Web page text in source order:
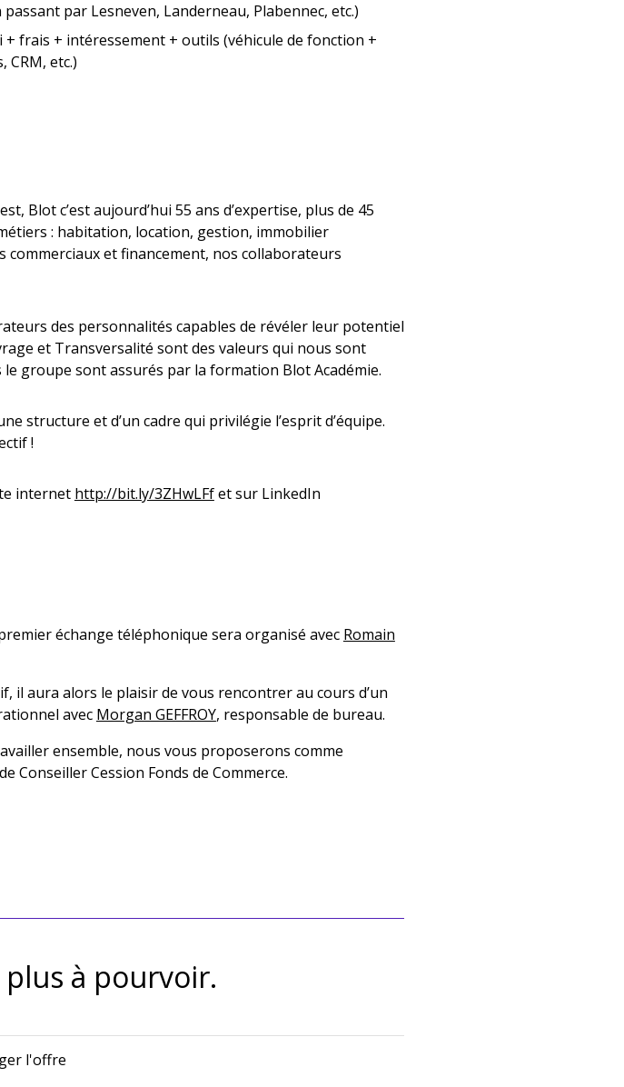
passant par Lesneven, Landerneau, Plabennec, etc.)
frais + intéressement + outils (véhicule de fonction +
etc.)
Blot c’est aujourd’hui 55 ans d’expertise, plus de 45
: habitation, location, gestion, immobilier
commerciaux et financement, nos collaborateurs
des personnalités capables de révéler leur potentiel
et Transversalité sont des valeurs qui nous sont
le groupe sont assurés par la formation Blot Académie.
structure et d’un cadre qui privilégie l’esprit d’équipe.
!
internet http://bit.ly/3ZHwLFfet sur LinkedIn
échange téléphonique sera organisé avec Romain
il aura alors le plaisir de vous rencontrer au cours d’un
avec Morgan GEFFROY, responsable de bureau.
ensemble, nous vous proposerons comme
Conseiller Cession Fonds de Commerce.
à pourvoir.
l'offre